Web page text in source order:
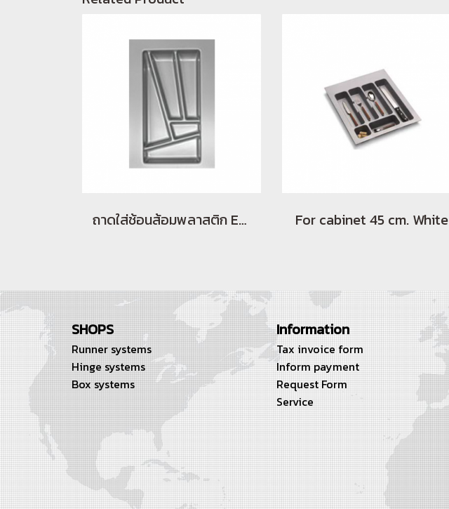
ถาดใส่ช้อนส้อมพลาสติก ELCO For cabinet 45 cm. White
SHOPS
Runner systems
Hinge systems
Box systems
Information
Tax invoice form
Inform payment
Request Form
Service